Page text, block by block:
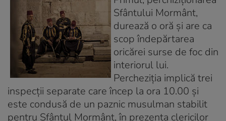
Sfântului Mormânt,
durează o oră şi are ca
scop îndepărtarea
oricărei surse de foc din
interiorul lui.
Percheziţia implică trei
inspecţii separate care încep la ora 10.00 şi
este condusă de un paznic musulman stabilit
pentru Sfântul Mormânt, în prezenţa clericilor